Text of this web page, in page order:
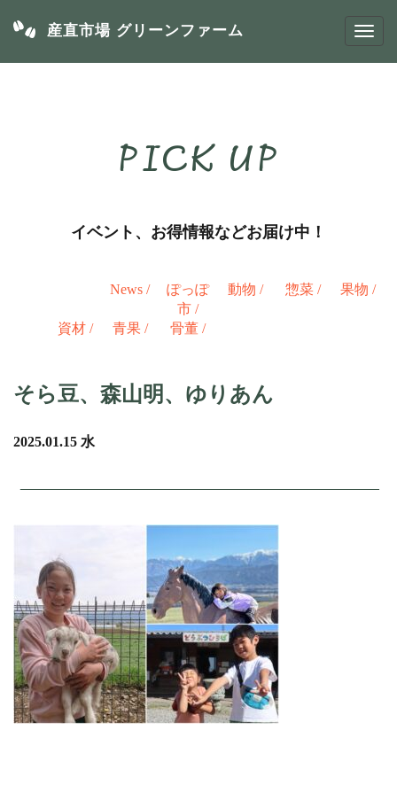
産直市場 グリーンファーム
PICK UP
イベント、お得情報などお届け中！
News /
ぽっぽ
市 /
動物 / 惣菜 / 果物 /
資材 / 青果 / 骨董 /
そら豆、森山明、ゆりあん
2025.01.15 水